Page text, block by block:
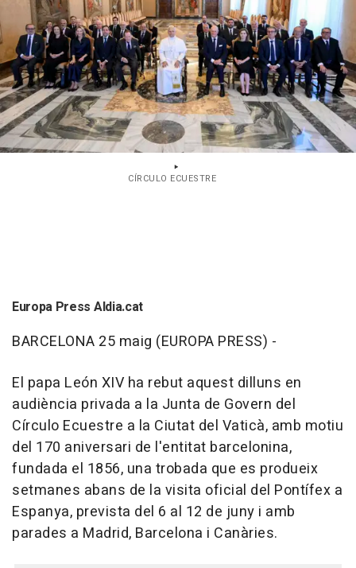
CÍRCULO ECUESTRE
Europa Press Aldia.cat
BARCELONA 25 maig (EUROPA PRESS) -
El papa León XIV ha rebut aquest dilluns en
audiència privada a la Junta de Govern del
Círculo Ecuestre a la Ciutat del Vaticà, amb motiu
del 170 aniversari de l'entitat barcelonina,
fundada el 1856, una trobada que es produeix
setmanes abans de la visita oficial del Pontífex a
Espanya, prevista del 6 al 12 de juny i amb
parades a Madrid, Barcelona i Canàries.